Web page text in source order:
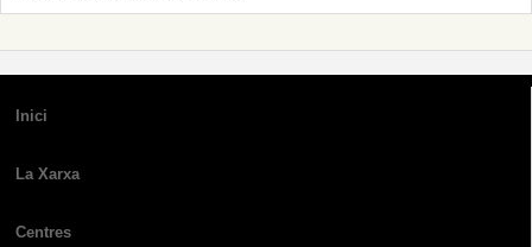
Inici
La Xarxa
Centres